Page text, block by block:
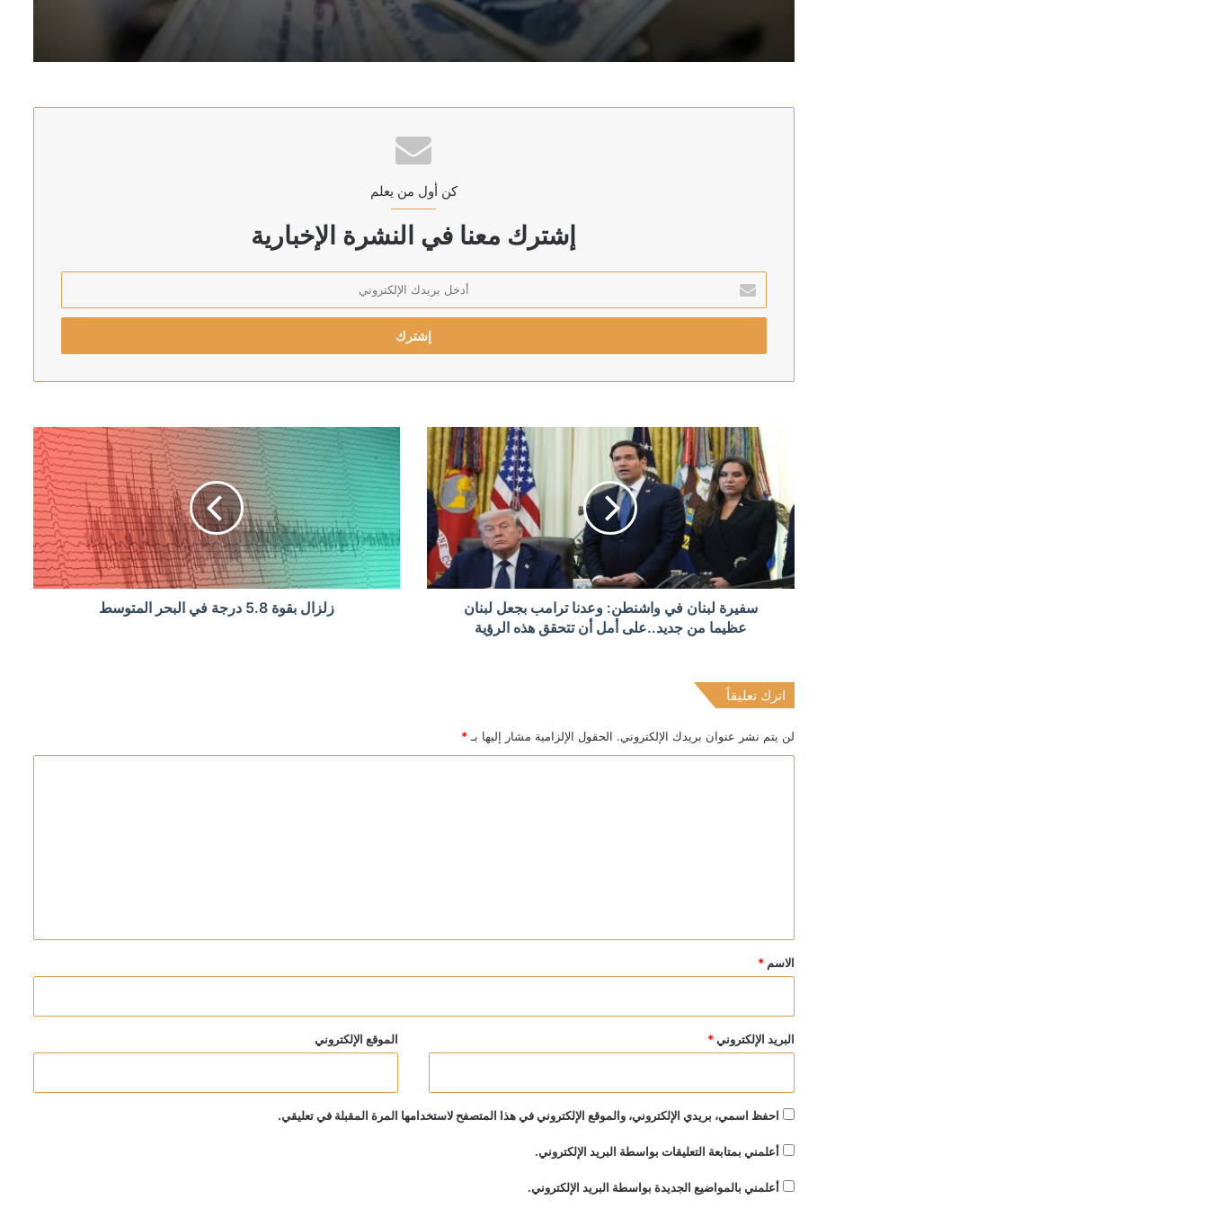
المركزي التركي: اتفاقية مع مصرف سوريا على وديعة بالليرة التركية
ترامب: سنضرب إيران بقوة وهم يعرفون ذلك
رئيس اركان الجيش الاسرائيلي يهدد بالتوغل أعمق في لبنان: لن ننسحب من الأراضي التي احتللناها في جميع الجبهات
منذ 6 ساعات
أردوغان: إرسال تشريع يتعلق بحل حزب العمال الكردستاني إلى البرلمان خلال أيام
الدولار يتراجع بعد تثبيت المركزي الأميركي الفائدة
منذ 6 ساعات
كن أول من يعلم
إشترك معنا في النشرة الإخبارية
بريدك
الإلكتروني
سفيرة لبنان في واشنطن: وعدنا ترامب بجعل لبنان
عظيما من جديد..على أمل أن تتحقق هذه الرؤية
زلزال بقوة 5.8 درجة في البحر المتوسط
اترك تعليقاً
لن يتم نشر عنوان بريدك الإلكتروني. الحقول الإلزامية مشار إليها بـ *
*
الاسم *
البريد الإلكتروني * الموقع الإلكتروني
احفظ اسمي، بريدي الإلكتروني، والموقع الإلكتروني في هذا المتصفح لاستخدامها المرة المقبلة في تعليقي.
أعلمني بمتابعة التعليقات بواسطة البريد الإلكتروني.
أعلمني بالمواضيع الجديدة بواسطة البريد الإلكتروني.